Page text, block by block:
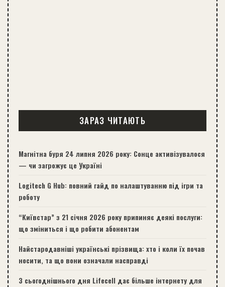
ЗАРАЗ ЧИТАЮТЬ
Магнітна буря 24 липня 2026 року: Сонце активізувалося
— чи загрожує це Україні
Logitech G Hub: повний гайд по налаштуванню під ігри та
роботу
“Київстар” з 21 січня 2026 року припиняє деякі послуги:
що зміниться і що робити абонентам
Найстародавніші українські прізвища: хто і коли їх почав
носити, та що вони означали насправді
З сьогоднішнього дня Lifecell дає більше інтернету для